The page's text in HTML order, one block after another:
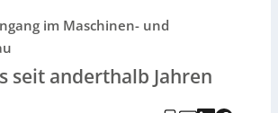
im Maschinen- und
seit anderthalb Jahren